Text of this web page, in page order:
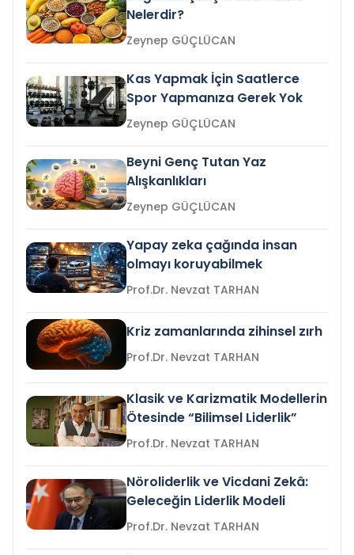
Nelerdir?
Zeynep GÜÇLÜCAN
Kas Yapmak İçin Saatlerce
Spor Yapmanıza Gerek Yok
Zeynep GÜÇLÜCAN
Beyni Genç Tutan Yaz
Alışkanlıkları
Zeynep GÜÇLÜCAN
Yapay zeka çağında insan
olmayı koruyabilmek
Prof.Dr. Nevzat TARHAN
Kriz zamanlarında zihinsel zırh
Prof.Dr. Nevzat TARHAN
Klasik ve Karizmatik Modellerin
Ötesinde “Bilimsel Liderlik”
Prof.Dr. Nevzat TARHAN
Nöroliderlik ve Vicdani Zekâ:
Geleceğin Liderlik Modeli
Prof.Dr. Nevzat TARHAN